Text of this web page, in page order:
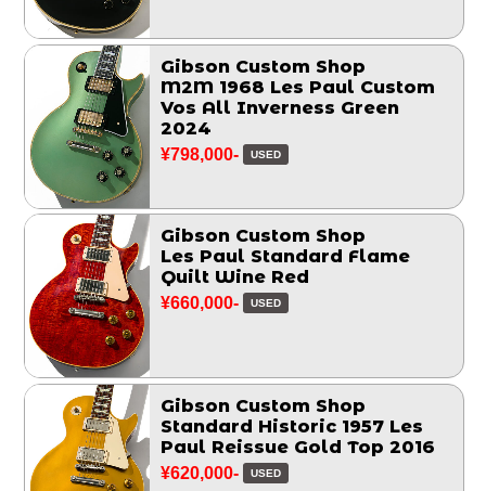
Gibson Custom Shop
M2M 1968 Les Paul Custom
Vos All Inverness Green
2024
¥798,000- USED
Gibson Custom Shop
Les Paul Standard Flame
Quilt Wine Red
¥660,000- USED
Gibson Custom Shop
Standard Historic 1957 Les
Paul Reissue Gold Top 2016
¥620,000- USED